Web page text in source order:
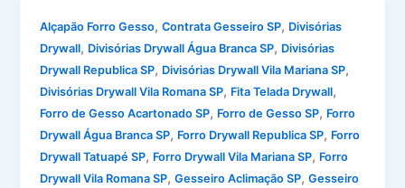
Alçapão Forro Gesso,Contrata Gesseiro SP, Divisórias
Drywall, Divisórias Drywall Água Branca SP, Divisórias
Drywall Republica SP, Divisórias Drywall Vila Mariana SP,
Divisórias Drywall Vila Romana SP, Fita Telada Drywall,
Forro de Gesso Acartonado SP, Forro de Gesso SP, Forro
Drywall Água Branca SP, Forro Drywall Republica SP, Forro
Drywall Tatuapé SP, Forro Drywall Vila Mariana SP, Forro
Drywall Vila Romana SP,Gesseiro Aclimação SP,Gesseiro